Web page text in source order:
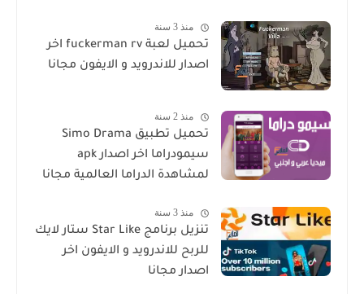
منذ 3 سنة
تحميل لعبة fuckerman rv اخر
اصدار للاندرويد و الايفون مجانا
منذ 2 سنة
تحميل تطبيق Simo Drama
سيمودراما اخر اصدار apk
لمشاهدة الدراما العالمية مجانا
منذ 3 سنة
تنزيل برنامج Star Like ستار لايك
للربح للاندرويد و الايفون اخر
اصدار مجانا